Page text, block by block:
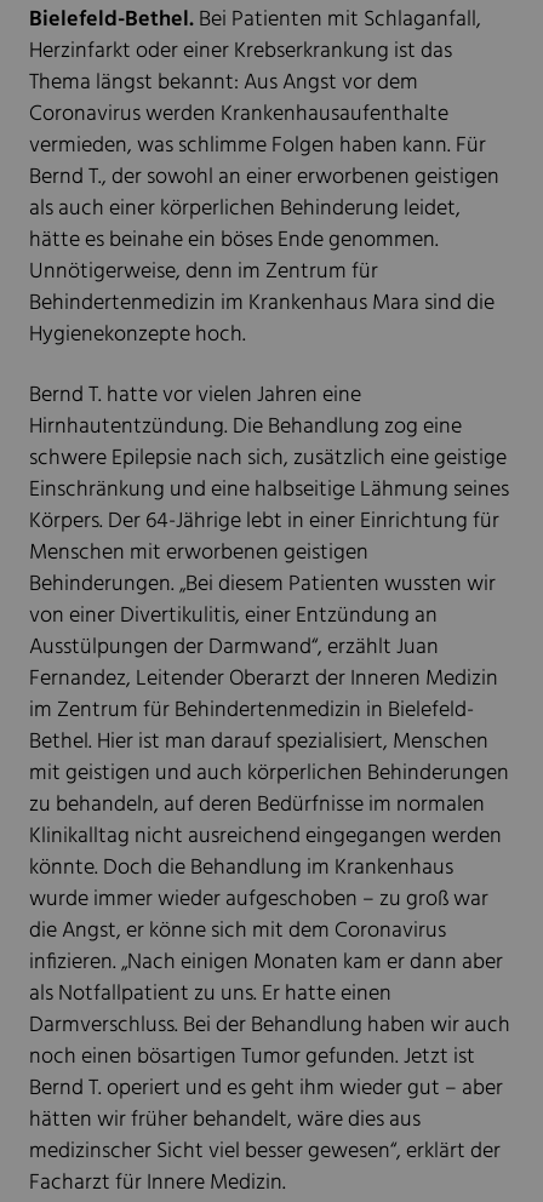
Bielefeld-Bethel.Bei Patienten mit Schlaganfall,
Herzinfarkt oder einer Krebserkrankung ist das
Thema längst bekannt: Aus Angst vor dem
Coronavirus werden Krankenhausaufenthalte
vermieden, was schlimme Folgen haben kann. Für
Bernd T., der sowohl an einer erworbenen geistigen
als auch einer körperlichen Behinderung leidet,
hätte es beinahe ein böses Ende genommen.
Unnötigerweise, denn im Zentrum für
Behindertenmedizin im Krankenhaus Mara sind die
Hygienekonzepte hoch.
Bernd T. hatte vor vielen Jahren eine
Hirnhautentzündung. Die Behandlung zog eine
schwere Epilepsie nach sich, zusätzlich eine geistige
Einschränkung und eine halbseitige Lähmung seines
Körpers. Der 64-Jährige lebt in einer Einrichtung für
Menschen mit erworbenen geistigen
Behinderungen. „Bei diesem Patienten wussten wir
von einer Divertikulitis, einer Entzündung an
Ausstülpungen der Darmwand“, erzählt Juan
Fernandez, Leitender Oberarzt der Inneren Medizin
im Zentrum für Behindertenmedizin in Bielefeld-
Bethel. Hier ist man darauf spezialisiert, Menschen
mit geistigen und auch körperlichen Behinderungen
zu behandeln, auf deren Bedürfnisse im normalen
Klinikalltag nicht ausreichend eingegangen werden
könnte. Doch die Behandlung im Krankenhaus
wurde immer wieder aufgeschoben – zu groß war
die Angst, er könne sich mit dem Coronavirus
infizieren. „Nach einigen Monaten kam er dann aber
als Notfallpatient zu uns. Er hatte einen
Darmverschluss. Bei der Behandlung haben wir auch
noch einen bösartigen Tumor gefunden. Jetzt ist
Bernd T. operiert und es geht ihm wieder gut – aber
hätten wir früher behandelt, wäre dies aus
medizinscher Sicht viel besser gewesen“, erklärt der
Facharzt für Innere Medizin.